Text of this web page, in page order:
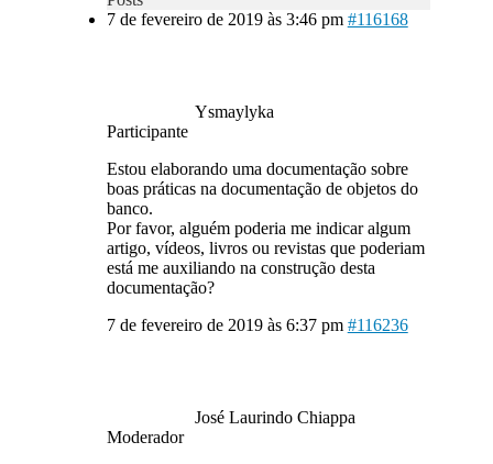
7 de fevereiro de 2019 às 3:46 pm #116168
Ysmaylyka
Participante
Estou elaborando uma documentação sobre
boas práticas na documentação de objetos do
banco.
Por favor, alguém poderia me indicar algum
artigo, vídeos, livros ou revistas que poderiam
está me auxiliando na construção desta
documentação?
7 de fevereiro de 2019 às 6:37 pm #116236
José Laurindo Chiappa
Moderador